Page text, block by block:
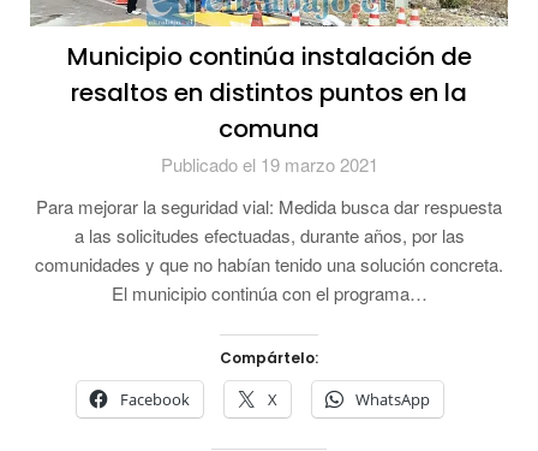
Municipio continúa instalación de
resaltos en distintos puntos en la
comuna
Publicado el 19 marzo 2021
Para mejorar la seguridad vial: Medida busca dar respuesta
a las solicitudes efectuadas, durante años, por las
comunidades y que no habían tenido una solución concreta.
El municipio continúa con el programa…
Compártelo:
Facebook X WhatsApp